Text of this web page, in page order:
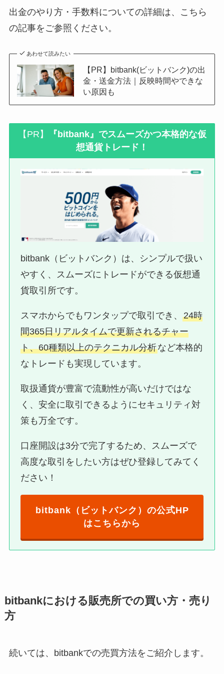
出金のやり方・手数料についての詳細は、こちら
の記事をご参照ください。
あわせて読みたい
【PR】bitbank(ビットバンク)の出
金・送金方法｜反映時間やできな
い原因も
【PR】
『bitbank』でスムーズかつ本格的な仮
想通貨トレード！
bitbank（ビットバンク）は、シンプルで扱い
やすく、スムーズにトレードができる仮想通
貨取引所です。
スマホからでもワンタップで取引でき、24時
間365日リアルタイムで更新されるチャー
ト、60種類以上のテクニカル分析など本格的
なトレードも実現しています。
取扱通貨が豊富で流動性が高いだけではな
く、安全に取引できるようにセキュリティ対
策も万全です。
口座開設は3分で完了するため、スムーズで
高度な取引をしたい方はぜひ登録してみてく
ださい！
bitbank（ビットバンク）の公式HP
はこちらから
bitbankにおける販売所での買い方・売り
方
続いては、bitbankでの売買方法をご紹介します。